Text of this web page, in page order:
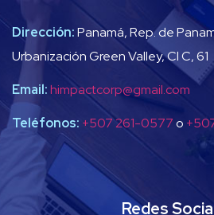
Dirección:Panamá, Rep. de
Urbanización Green Valley, Cl C, 61
Email:himpactcorp@gmail.com
Teléfonos: +507 261-0577o
Redes